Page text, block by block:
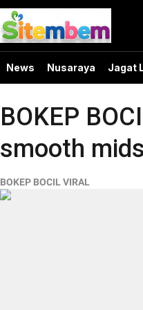
News Nusaraya Jagat
BOKEP
smooth
BOKEP BOCIL VIRAL